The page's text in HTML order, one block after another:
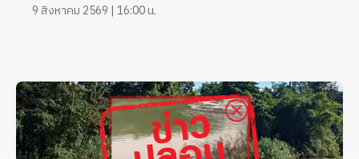
9 สิงหาคม 2569 | 16:00 น.